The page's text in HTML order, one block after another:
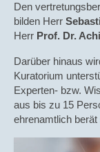
Den
bilden Herr
Herr Prof. Dr.
Darüber hinaus
Kuratorium
Experten- bzw.
aus bis zu 15
ehrenamtlich